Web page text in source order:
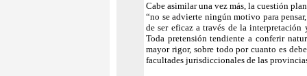
Cabe asimilar una vez más, la cuestión
“no se advierte ningún motivo para
de ser eficaz a través de la
Toda pretensión tendiente a conferir
mayor rigor, sobre todo por cuanto es
facultades jurisdiccionales de las